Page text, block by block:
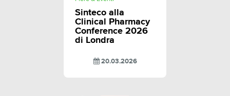
Sinteco alla
Clinical Pharmacy
Conference 2026
di Londra
20.03.2026